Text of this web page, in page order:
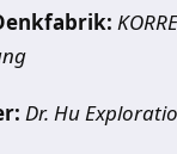
Dr. Hu